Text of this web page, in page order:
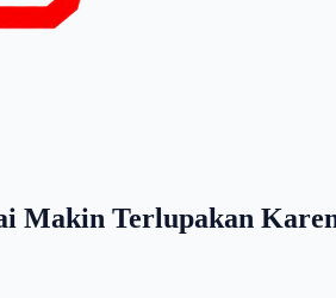
Makin Terlupakan